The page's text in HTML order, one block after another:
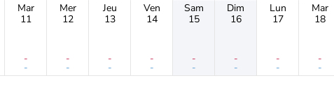
Mar
11
-
-
Mer
12
-
-
Jeu
13
-
-
Ven
14
-
-
Sam
15
-
-
Dim
16
-
-
Lun
17
-
-
Mar
18
-
-